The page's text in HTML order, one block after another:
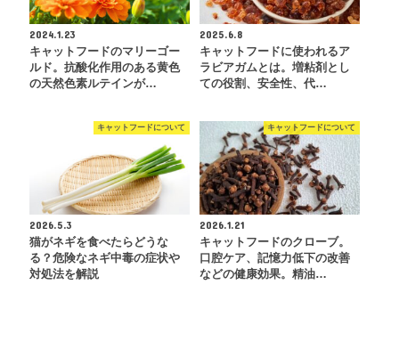
2024.1.23
キャットフードのマリーゴー
ルド。抗酸化作用のある黄色
の天然色素ルテインが…
2025.6.8
キャットフードに使われるア
ラビアガムとは。増粘剤とし
ての役割、安全性、代…
キャットフードについて
2026.5.3
猫がネギを食べたらどうな
る？危険なネギ中毒の症状や
対処法を解説
キャットフードについて
2026.1.21
キャットフードのクローブ。
口腔ケア、記憶力低下の改善
などの健康効果。精油…